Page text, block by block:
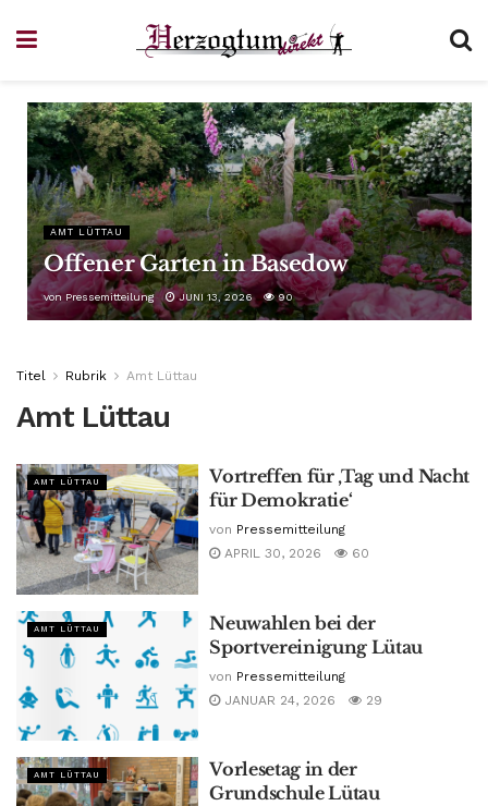
AMT LÜTTAU
Offener Garten in Basedow
von Pressemitteilung JUNI 13, 2026 90
Titel Rubrik Amt Lüttau
Amt Lüttau
AMT LÜTTAU
Vortreffen für ‚Tag und Nacht
für Demokratie‘
von Pressemitteilung
APRIL 30, 2026
60
AMT LÜTTAU
Neuwahlen bei der
Sportvereinigung Lütau
von Pressemitteilung
JANUAR 24, 2026
29
AMT LÜTTAU
Vorlesetag in der
Grundschule Lütau